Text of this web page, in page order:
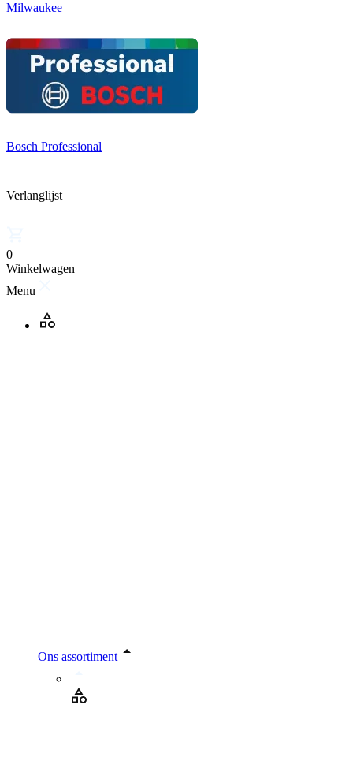
Milwaukee
Bosch Professional
Verlanglijst
0
Winkelwagen
Menu
Ons assortiment